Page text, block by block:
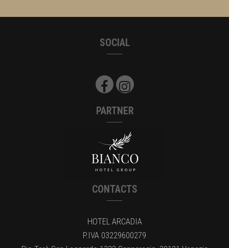
SOCIAL
PARTNER
CONTACTS
HOTEL ARCADIA
P.IVA 03229600279